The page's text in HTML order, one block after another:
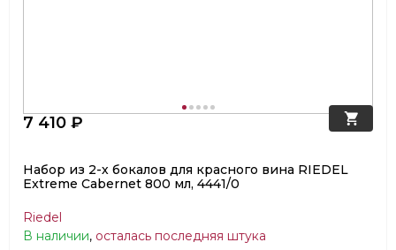
7 410 ₽
Набор из 2-х бокалов для красного вина RIEDEL
Extreme Cabernet 800 мл, 4441/0
Riedel
В наличии, осталась последняя штука